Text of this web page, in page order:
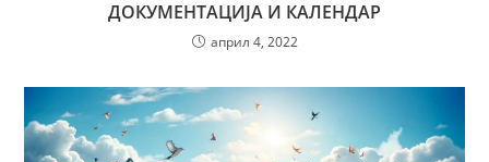
ДОКУМЕНТАЦИЈА И КАЛЕНДАР
април 4, 2022